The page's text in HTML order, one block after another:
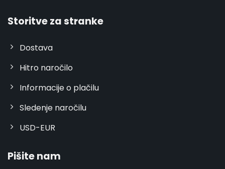
Storitve za stranke
Dostava
Hitro naročilo
Informacije o plačilu
Sledenje naročilu
USD-EUR
Pišite nam